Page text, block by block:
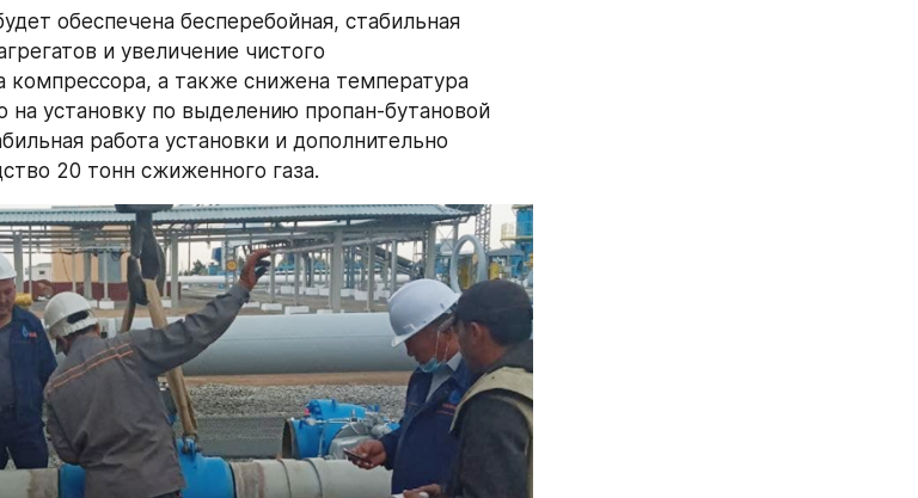
обеспечена бесперебойная, стабильная
и увеличение чистого
компрессора, а также снижена температура
на установку по выделению пропан-бутановой
работа установки и дополнительно
20 тонн сжиженного газа.